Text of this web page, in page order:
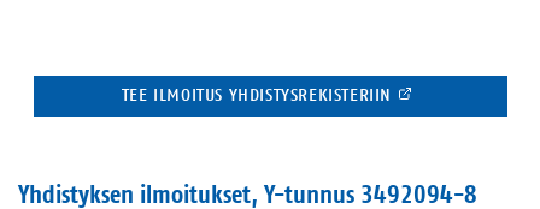
TEE ILMOITUS YHDISTYSREKISTERIIN
Yhdistyksen ilmoitukset, Y-tunnus 3492094-8